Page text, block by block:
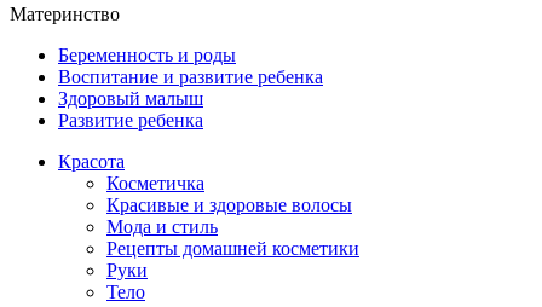
Материнство
Беременность и роды
Воспитание и развитие ребенка
Здоровый малыш
Развитие ребенка
Красота
Косметичка
Красивые и здоровые волосы
Мода и стиль
Рецепты домашней косметики
Руки
Тело